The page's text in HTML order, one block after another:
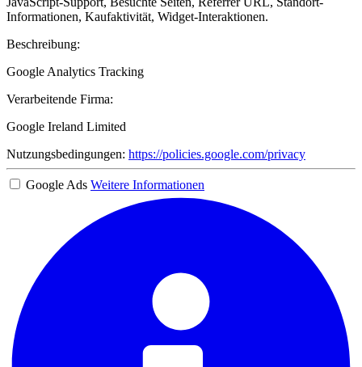
Informationen, Kaufaktivität, Widget-Interaktionen.
Beschreibung:
Google Analytics Tracking
Verarbeitende Firma:
Google Ireland Limited
Nutzungsbedingungen: https://policies.google.com/privacy
Google Ads Weitere Informationen